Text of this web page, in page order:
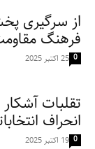
از سرگیری
فرهنگ
25 اکتبر 2025 0
تقلبات
انحراف
19 اکتبر 2025 0